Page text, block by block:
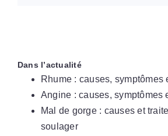
Dans l’actualité
Rhume : causes, symptômes
Angine : causes, symptômes
Mal de gorge : causes et
soulager